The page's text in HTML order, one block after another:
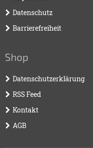
Datenschutz
Barrierefreiheit
Shop
Datenschutzerklärung
RSS Feed
Kontakt
AGB